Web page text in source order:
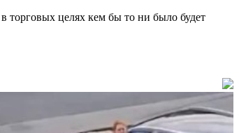
торговых целях кем бы то ни было будет